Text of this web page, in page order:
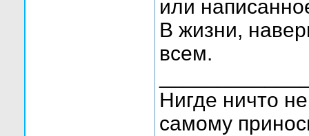
или
В жизни,
всем.
Нигде ничто
самому